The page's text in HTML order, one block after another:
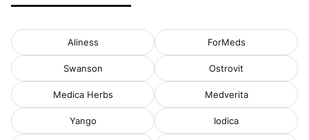
Aliness ForMeds
Swanson Ostrovit
Medica Herbs Medverita
Yango Iodica